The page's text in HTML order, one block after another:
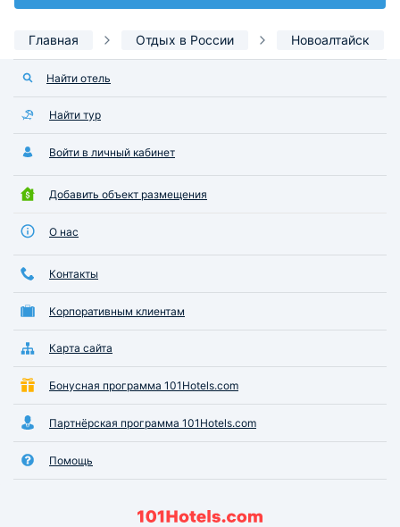
Главная Отдых в России Новоалтайск
Найти отель
Найти тур
Войти в личный кабинет
Добавить объект размещения
О нас
Контакты
Корпоративным клиентам
Карта сайта
Бонусная программа 101Hotels.com
Партнёрская программа 101Hotels.com
Помощь